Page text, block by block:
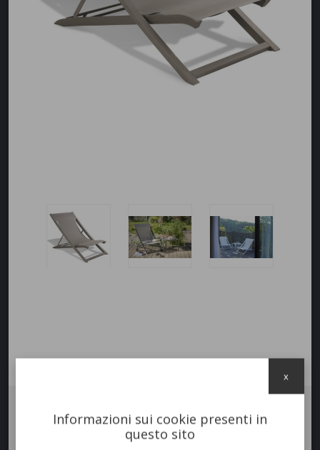
SUNSET con struttura in Fiberglass e alluminio, rivestimento
seduta-schienale in tessuto tecnico trattato per uso esterno. Schienale
Informazioni sui cookie presenti in
questo sito
x